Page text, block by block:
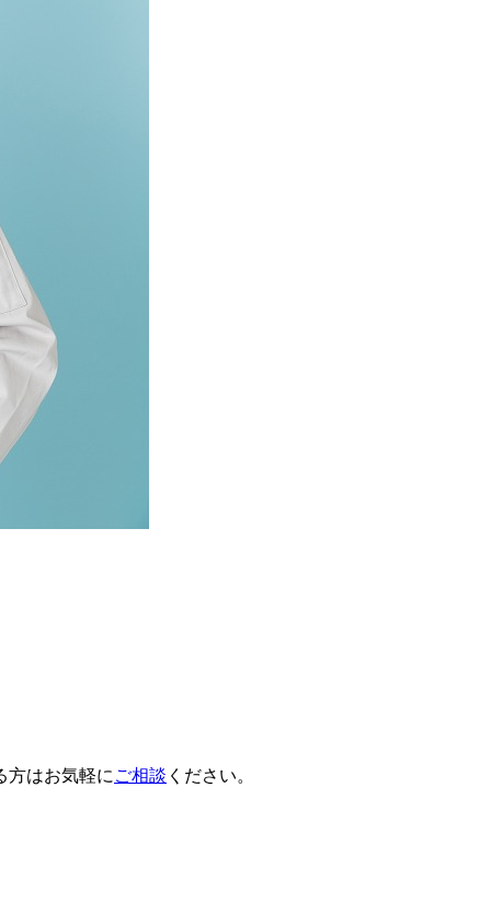
方はお気軽に ご相談 ください。